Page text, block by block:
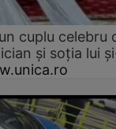
cuplu celebru
și soția lui